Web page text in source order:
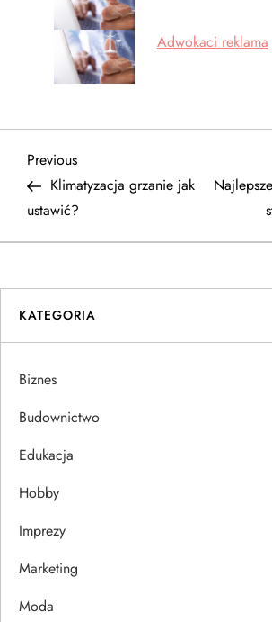
Adwokaci reklama
N
a
w
i
g
a
c
j
a
w
p
Previous
Post
Previous
Klimatyzacja grzanie jak
ustawić?
KATEGORIA
Biznes
Budownictwo
Edukacja
Hobby
Imprezy
Marketing
Moda